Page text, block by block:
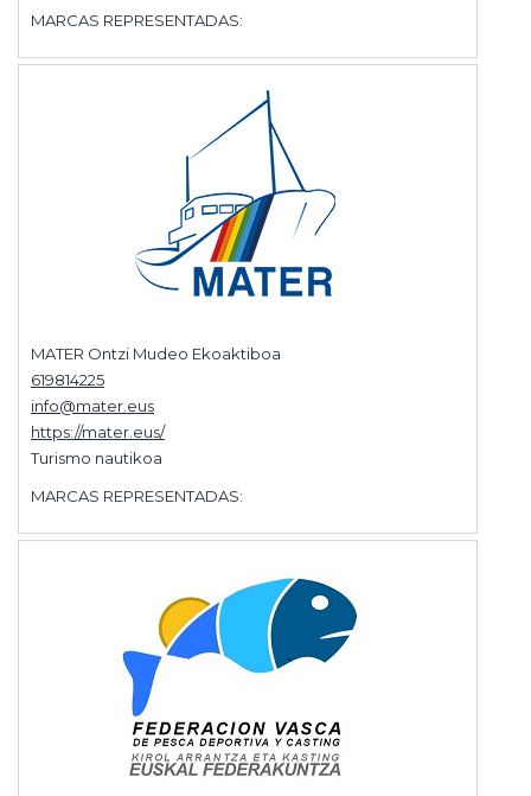
MARCAS REPRESENTADAS:
MATER Ontzi Mudeo Ekoaktiboa
619814225
info@mater.eus
https://mater.eus/
Turismo nautikoa
MARCAS REPRESENTADAS: